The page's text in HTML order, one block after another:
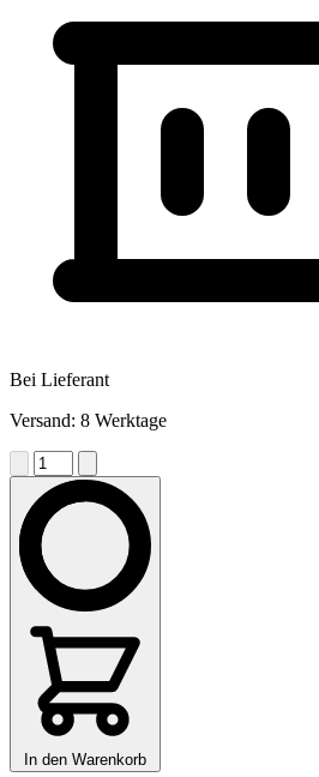
Bei Lieferant
Versand: 8 Werktage
In den Warenkorb